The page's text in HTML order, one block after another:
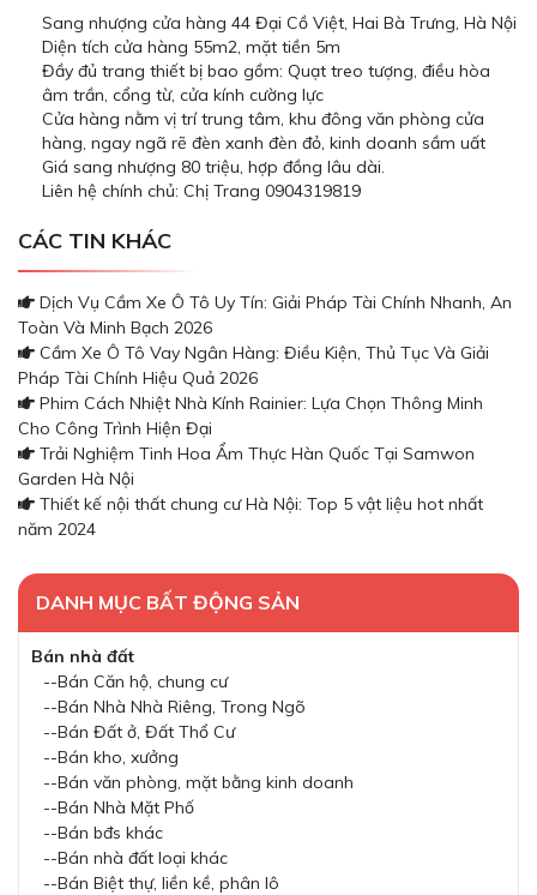
Sang nhượng cửa hàng 44 Đại Cồ Việt, Hai Bà Trưng, Hà Nội
Diện tích cửa hàng 55m2, mặt tiền 5m
Đầy đủ trang thiết bị bao gồm: Quạt treo tượng, điều hòa
âm trần, cổng từ, cửa kính cường lực
Cửa hàng nằm vị trí trung tâm, khu đông văn phòng cửa
hàng, ngay ngã rẽ đèn xanh đèn đỏ, kinh doanh sầm uất
Giá sang nhượng 80 triệu, hợp đồng lâu dài.
Liên hệ chính chủ: Chị Trang 0904319819
CÁC TIN KHÁC
Dịch Vụ Cầm Xe Ô Tô Uy Tín: Giải Pháp Tài Chính Nhanh, An
Toàn Và Minh Bạch 2026
Cầm Xe Ô Tô Vay Ngân Hàng: Điều Kiện, Thủ Tục Và Giải
Pháp Tài Chính Hiệu Quả 2026
Phim Cách Nhiệt Nhà Kính Rainier: Lựa Chọn Thông Minh
Cho Công Trình Hiện Đại
Trải Nghiệm Tinh Hoa Ẩm Thực Hàn Quốc Tại Samwon
Garden Hà Nội
Thiết kế nội thất chung cư Hà Nội: Top 5 vật liệu hot nhất
năm 2024
DANH MỤC BẤT ĐỘNG SẢN
Bán nhà đất
--Bán Căn hộ, chung cư
--Bán Nhà Nhà Riêng, Trong Ngõ
--Bán Đất ở, Đất Thổ Cư
--Bán kho, xưởng
--Bán văn phòng, mặt bằng kinh doanh
--Bán Nhà Mặt Phố
--Bán bđs khác
--Bán nhà đất loại khác
--Bán Biệt thự, liền kề, phân lô